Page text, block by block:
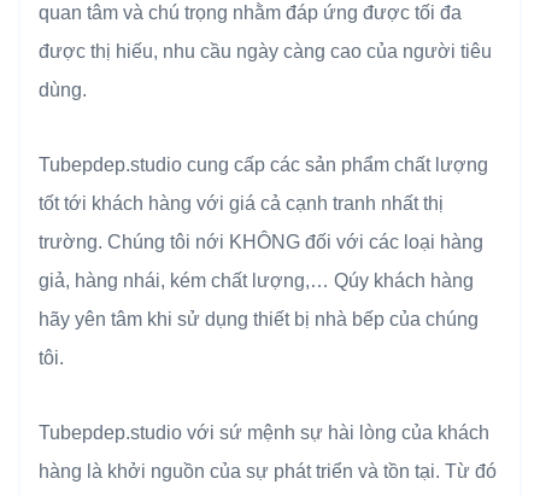
quan tâm và chú trọng nhằm đáp ứng được tối đa
được thị hiếu, nhu cầu ngày càng cao của người tiêu
dùng.
Tubepdep.studio cung cấp các sản phẩm chất lượng
tốt tới khách hàng với giá cả cạnh tranh nhất thị
trường. Chúng tôi nới KHÔNG đối với các loại hàng
giả, hàng nhái, kém chất lượng,… Qúy khách hàng
hãy yên tâm khi sử dụng thiết bị nhà bếp của chúng
tôi.
Tubepdep.studio với sứ mệnh sự hài lòng của khách
hàng là khởi nguồn của sự phát triển và tồn tại. Từ đó